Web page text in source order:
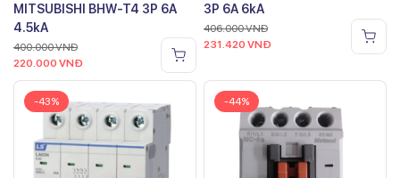
MITSUBISHI BHW-T4 3P 6A
4.5kA
400.000VNĐ
220.000 VNĐ
3P 6A 6kA
406.000VNĐ
231.420 VNĐ
-43% -44%